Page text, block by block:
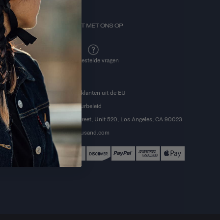
NEEM CONTACT MET ONS OP
E-mail Veelgestelde vragen
Retourcentrum
Herroeping voor klanten uit de EU
Verzend- en retourbeleid
2651 East 12th Street, Unit 520, Los Angeles, CA 90023
info@explorethousand.com